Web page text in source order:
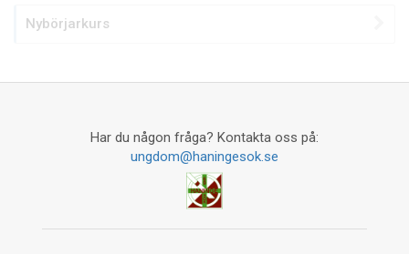
Nybörjarkurs
Har du någon fråga? Kontakta oss på:
ungdom@haningesok.se